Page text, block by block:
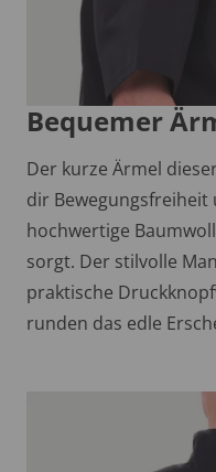
Bequemer
Der kurze Ärmel
dir
hochwertige
sorgt. Der stilvolle
praktische
runden das edle